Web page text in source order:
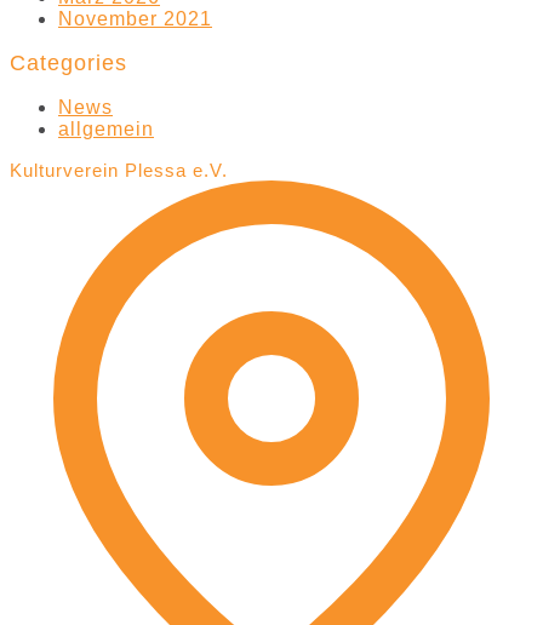
November 2021
Categories
News
allgemein
Kulturverein Plessa e.V.